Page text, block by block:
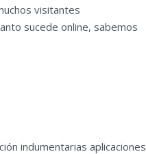
visitantes
sucede online, sabemos
indumentarias aplicaciones